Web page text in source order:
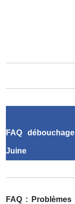
FAQ
Juine
FAQ :